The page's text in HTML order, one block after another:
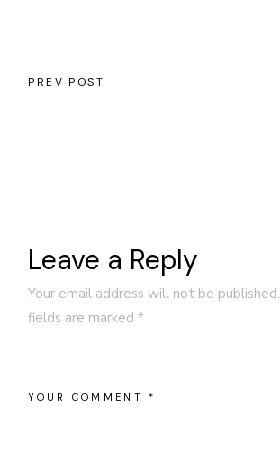
PREV POST
Leave a Reply
Your email address will not be published.
fields are marked*